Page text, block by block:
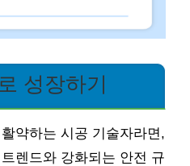
성장하기
약하는 시공 기술자라면,
렌드와 강화되는 안전 규